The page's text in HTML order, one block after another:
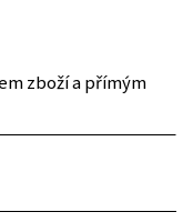
zboží a přímým